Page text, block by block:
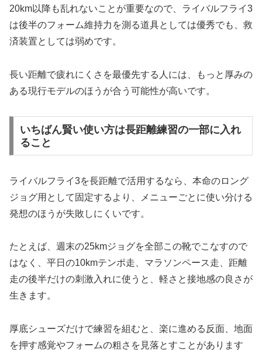
20km以降も乱れないことが重要なので、ライバルフライ3
は後半のフォーム維持力を測る道具としては優秀でも、救
済装置としては弱めです。
長い距離で疲れにくさを最優先する人には、もっと厚みの
ある現行モデルのほうが合う可能性が高いです。
いちばん賢い使い方は長距離練習の一部に入れ
ること
ライバルフライ3を長距離で活用するなら、本命のロング
ジョグ用として固定するより、メニューごとに使い分ける
発想のほうが失敗しにくいです。
たとえば、週末の25kmジョグを全部この靴でこなすので
はなく、平日の10kmテンポ走、マラソンペース走、距離
走の後半だけの刺激入れに使うと、軽さと接地感の良さが
生きます。
厚底シューズだけで練習を組むと、楽に進める反面、地面
を押す感覚やフォームの粗さを見落とすことがあります